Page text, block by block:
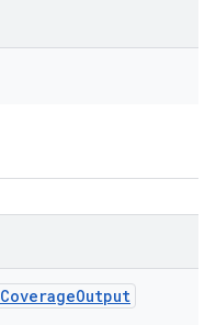
CoverageOutput